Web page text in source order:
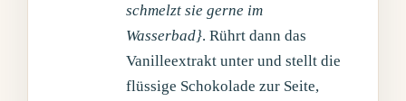
schmelzt sie gerne im
Wasserbad}. Rührt dann das
Vanilleextrakt unter und stellt die
flüssige Schokolade zur Seite,